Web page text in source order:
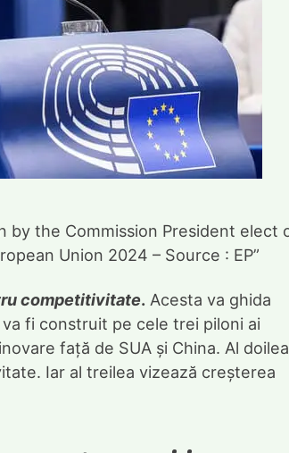
by the Commission President elect
Union 2024 – Source : EP”
competitivitate. Acesta va ghida
fi construit pe cele trei piloni ai
față de SUA și China. Al doilea
Iar al treilea vizează creșterea